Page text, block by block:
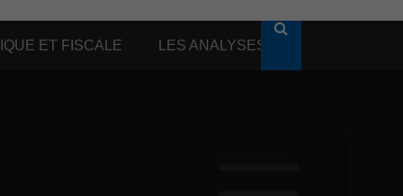
ET FISCALE LES ANALYSES